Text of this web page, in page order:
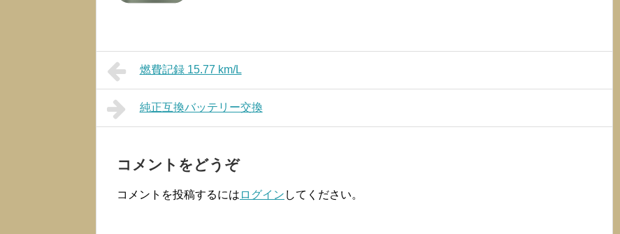
燃費記録 15.77 km/L
純正互換バッテリー交換
コメントをどうぞ
コメントを投稿するには ログイン してください。